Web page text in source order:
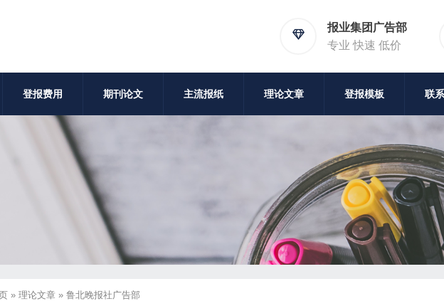
报业集团广告部
专业 快速 低价
登报费用 期刊论文 主流报纸 理论文章 登报模板 联
» 理论文章 » 鲁北晚报社广告部